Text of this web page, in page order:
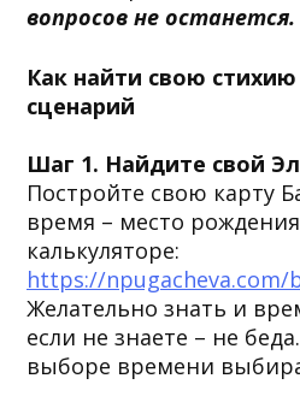
вопросов не останется.
Как найти свою
сценарий
Шаг 1. Найдите свой
Постройте свою карту
время – место
калькуляторе:
https://npugacheva.com/
Желательно знать и
если не знаете – не
выборе времени